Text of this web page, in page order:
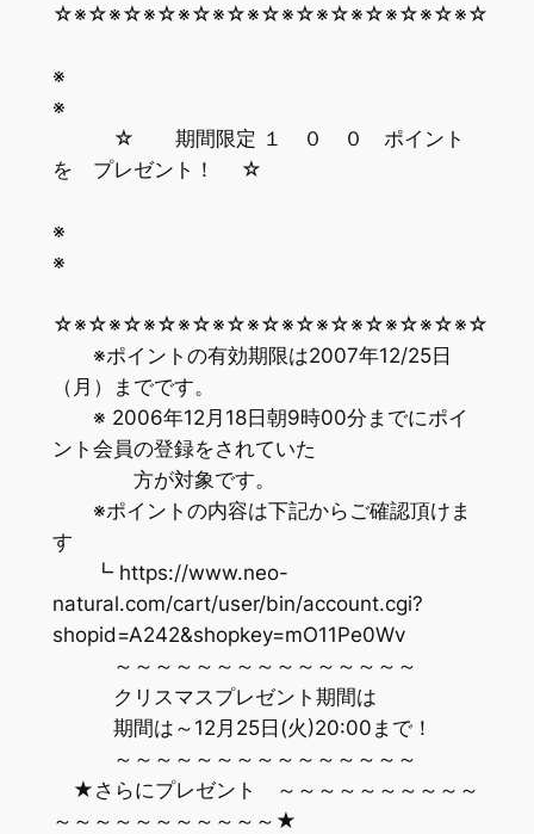
☆※☆※☆※☆※☆※☆※☆※☆※☆※☆※☆※☆※☆
※
☆ 期間限定 １ ０ ０ ポイント
を プレゼント！ ☆
※
☆※☆※☆※☆※☆※☆※☆※☆※☆※☆※☆※☆※☆
※ポイントの有効期限は2007年12/25日
（月）までです。
※ 2006年12月18日朝9時00分までにポイ
ント会員の登録をされていた
方が対象です。
※ポイントの内容は下記からご確認頂けま
す
┗ https://www.neo-
natural.com/cart/user/bin/account.cgi?
shopid=A242&shopkey=mO11Pe0Wv
～～～～～～～～～～～～～～～
クリスマスプレゼント期間は
期間は～12月25日(火)20:00まで！
～～～～～～～～～～～～～～～
★さらにプレゼント ～～～～～～～～～～
～～～～～～～～～～～★